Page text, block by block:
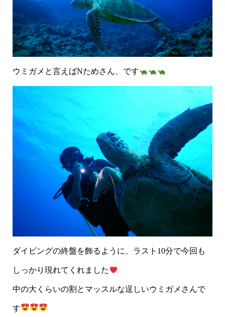
ウミガメと言えばNためさん、です
ダイビングの終盤を飾るように、ラスト10分で今回も
しっかり現れてくれました
中の大くらいの割とマッスルな逞しいウミガメさんで
す